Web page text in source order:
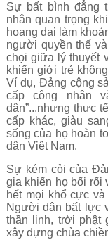
Sự bất bình đẳng
nhân quan trọng
hoang dại làm
người quyền thế
chọi giữa lý thuyết
khiến giới trẻ
Ví dụ, Đảng cộng
cấp công nhân
dân”...nhưng thực
cấp khác, giàu
sống của họ hoàn
dân Việt Nam.
Sự kém cỏi của
gia khiến họ bối rối
hết mọi khổ cực
Người dân bất lực
thần linh, trời phật
xây dựng chùa